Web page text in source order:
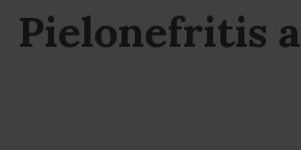
Pielonefritis